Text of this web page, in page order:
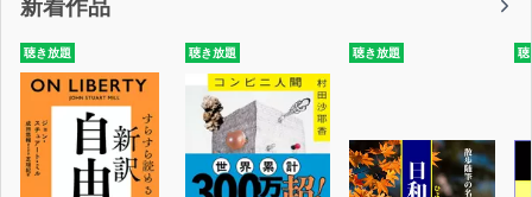
「何のために仕事をするのか」を意識してもらいたいとい
う気持ちで綴り始めたこの手紙を、
岩田氏が実際に接してきた一人の現役社員に向けたメッセ
ージの形で書籍化した本書は、
現役のリーダーとして奮闘するあなたの心に届く言葉であ
ふれています。
新着作品
聴き放題 聴き放題 聴き放題 聴